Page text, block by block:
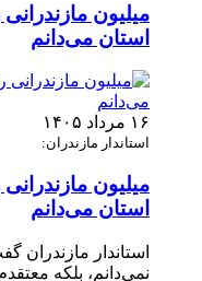
میلیون
استان می‌دانم
۱۶ مرداد ۱۴۰۵
استاندار مازندران:
میلیون
استان می‌دانم
استاندار مازندران